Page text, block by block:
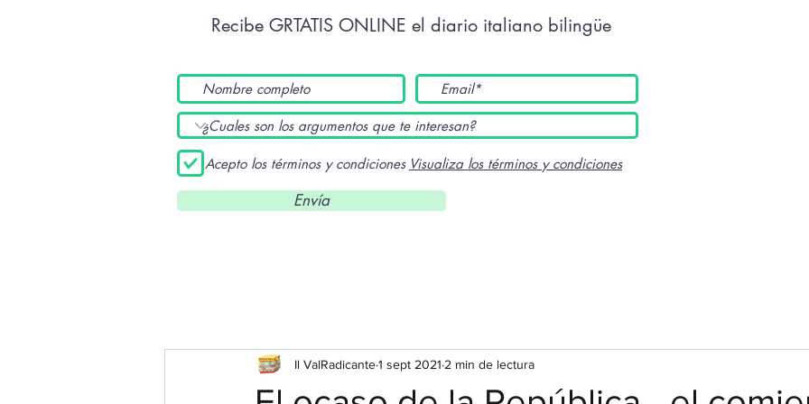
Recibe GRTATIS ONLINE el diario italiano bilingüe
Acepto los términos y condiciones Visualiza los términos y condiciones
Envía
Il ValRadicante1 sept 2021 2 min de lectura